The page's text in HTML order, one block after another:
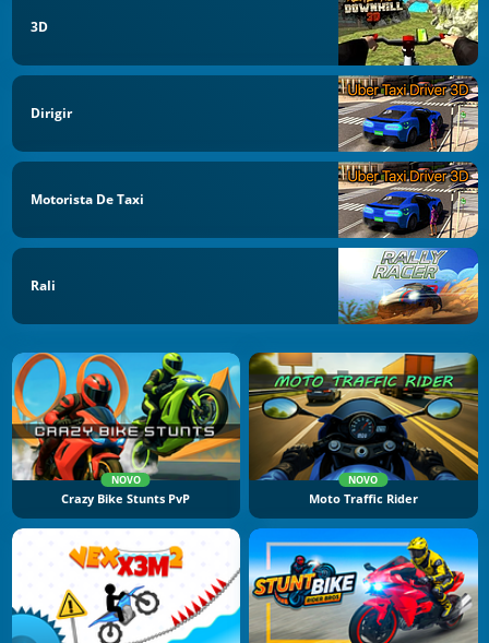
3D
Dirigir
Motorista De Taxi
Rali
NOVO
Crazy Bike Stunts PvP
NOVO
Moto Traffic Rider